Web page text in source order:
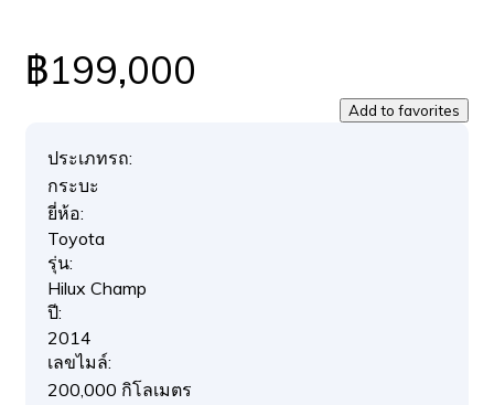
฿199,000
Add to favorites
ประเภทรถ:
กระบะ
ยี่ห้อ:
Toyota
รุ่น:
Hilux Champ
ปี:
2014
เลขไมล์:
200,000 กิโลเมตร